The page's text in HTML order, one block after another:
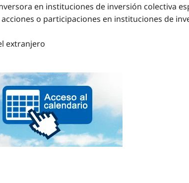
en instituciones de inversión colectiva
o participaciones en instituciones de
extranjero